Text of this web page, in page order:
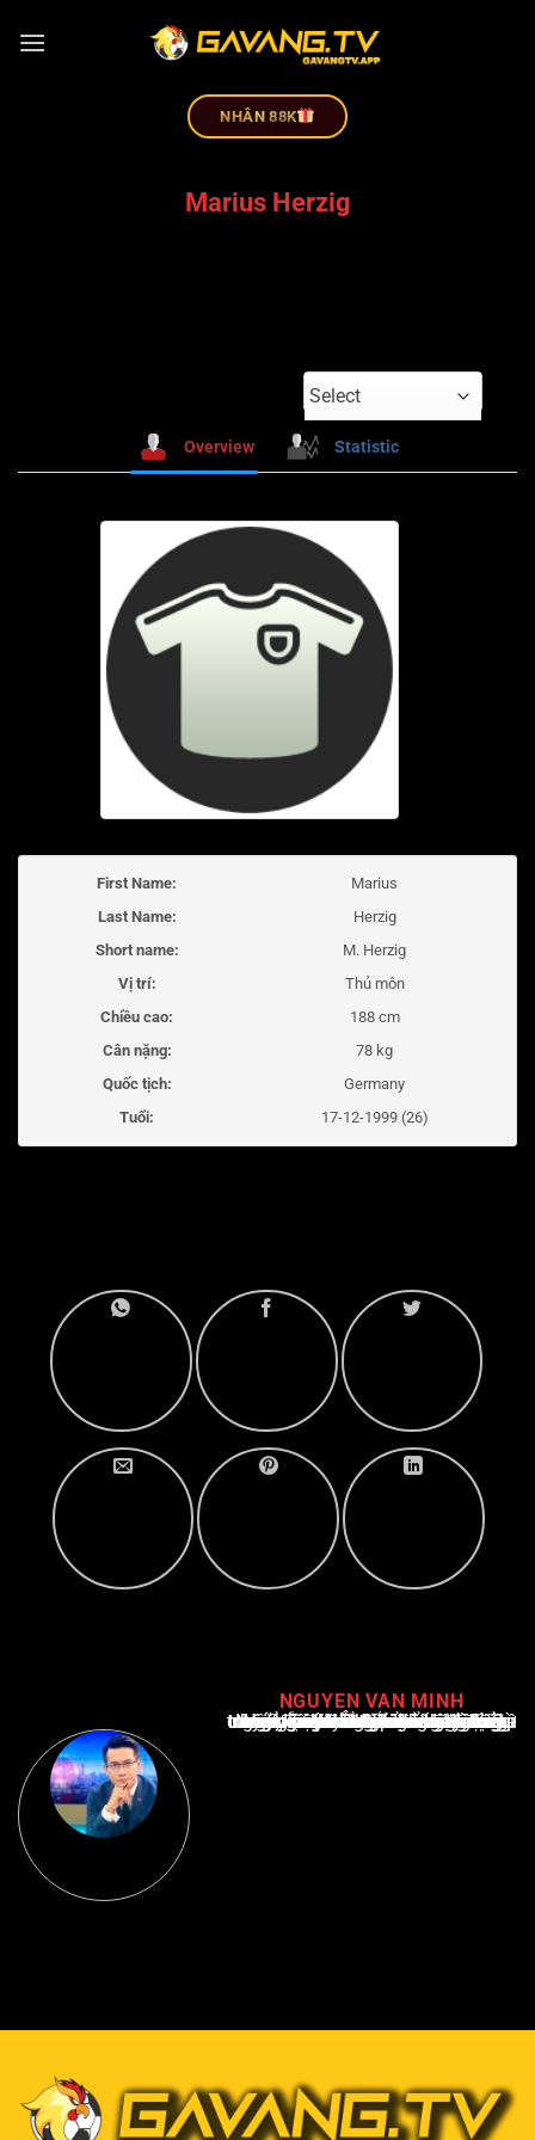
NHÂN 88K
Marius Herzig
Select
Overview Statistic
First Name:
Marius
Last Name:
Herzig
Short name:
M. Herzig
Vị trí:
Thủ môn
Chiều cao:
188 cm
Cân nặng:
78 kg
Quốc tịch:
Germany
Tuổi:
17-12-1999 (26)
NGUYEN VAN MINH
Nguyễn Văn Minh là một trong những chuyên gia hàng đầu về báo cáo tin tức thể thao tại Việt Nam, với hơn 10 năm hoạt động trong ngành. Ông có kiến thức sâu rộng và kinh nghiệm đáng kể trong việc phân tích và báo cáo về các sự kiện thể thao hàng đầu. Sự hiểu biết sâu sắc của ông về ngành này đã giúp ông xây dựng uy tín và danh tiếng trong cộng đồng báo chí thể thao.